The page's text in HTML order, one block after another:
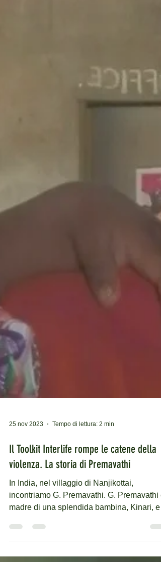
25 nov 2023 Tempo di lettura: 2 min
Il Toolkit Interlife rompe le catene della
In India, nel villaggio di Nanjikottai,